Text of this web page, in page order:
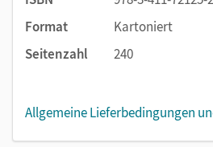
Format
Kartoniert
Seitenzahl
240
Allgemeine Lieferbedingungen